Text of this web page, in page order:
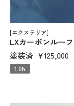
[エクステリア]
LXカーボンルー
塗装済 ¥125,000
1.0h